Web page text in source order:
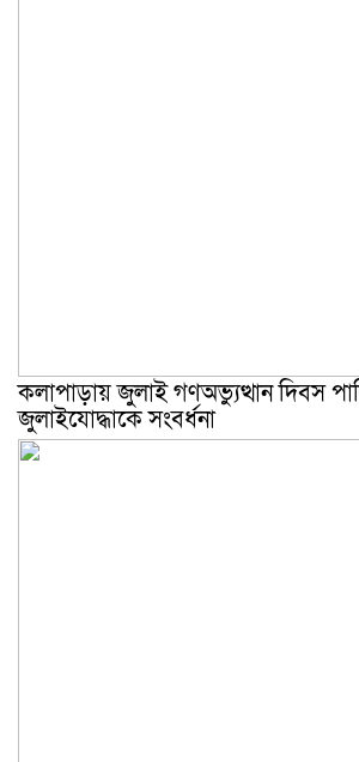
কলাপাড়ায় জুলাই গণঅভ্যুত্থান দিবস
জুলাইযোদ্ধাকে সংবর্ধনা